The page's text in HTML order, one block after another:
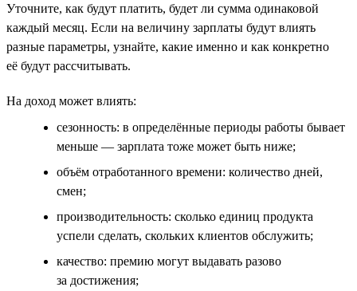
Уточните, как будут платить, будет ли сумма одинаковой
каждый месяц. Если на величину зарплаты будут влиять
разные параметры, узнайте, какие именно и как конкретно
её будут рассчитывать.
На доход может влиять:
сезонность: в определённые периоды работы бывает
меньше — зарплата тоже может быть ниже;
объём отработанного времени: количество дней,
смен;
производительность: сколько единиц продукта
успели сделать, скольких клиентов обслужить;
качество: премию могут выдавать разово
за достижения;